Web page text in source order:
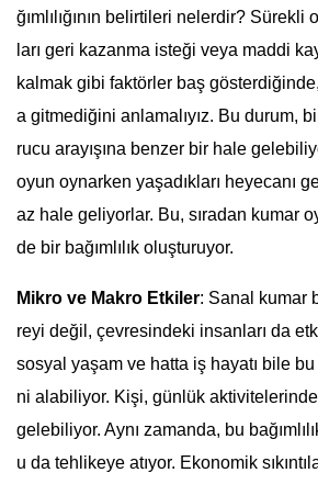
ğımlılığının belirtileri nelerdir? Sürekli
ları geri kazanma isteği veya maddi
kalmak gibi faktörler baş
a gitmediğini anlamalıyız. Bu durum,
rucu arayışına benzer bir hale
oyun oynarken yaşadıkları heyecanı
az hale geliyorlar. Bu, sıradan kumar
de bir bağımlılık oluşturuyor.
Mikro ve Makro Etkiler: Sanal kumar
reyi değil, çevresindeki insanları da
sosyal yaşam ve hatta iş hayatı bile bu
ni alabiliyor. Kişi, günlük
gelebiliyor. Aynı zamanda, bu
u da tehlikeye atıyor. Ekonomik